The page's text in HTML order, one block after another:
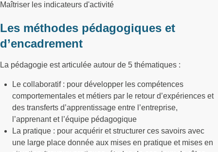
Maîtriser les indicateurs d'activité
Les méthodes pédagogiques et
d’encadrement
La pédagogie est articulée autour de 5 thématiques :
Le collaboratif : pour développer les compétences
comportementales et métiers par le retour d’expériences et
des transferts d’apprentissage entre l’entreprise,
l’apprenant et l’équipe pédagogique
La pratique : pour acquérir et structurer ces savoirs avec
une large place donnée aux mises en pratique et mises en